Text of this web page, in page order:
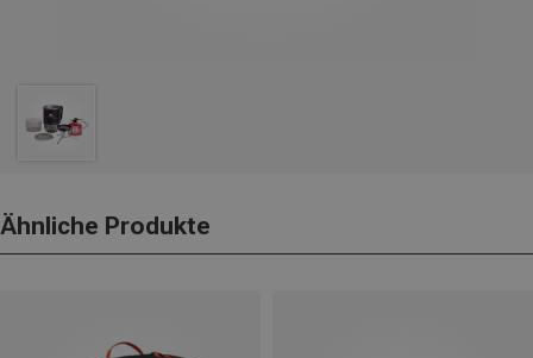
Ähnliche Produkte